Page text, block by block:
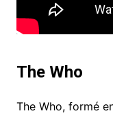
The Who
The Who, formé